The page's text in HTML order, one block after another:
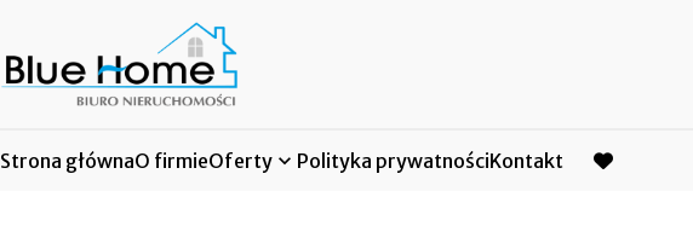
Strona głównaO firmieOferty Polityka prywatnościKontakt
favorite